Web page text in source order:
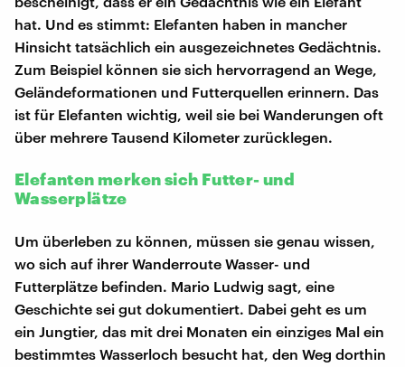
hat. Und es stimmt: Elefanten haben in mancher
Hinsicht tatsächlich ein ausgezeichnetes Gedächtnis.
Zum Beispiel können sie sich hervorragend an Wege,
Geländeformationen und Futterquellen erinnern. Das
ist für Elefanten wichtig, weil sie bei Wanderungen oft
über mehrere Tausend Kilometer zurücklegen.
Elefanten merken sich Futter- und
Wasserplätze
Um überleben zu können, müssen sie genau wissen,
wo sich auf ihrer Wanderroute Wasser- und
Futterplätze befinden. Mario Ludwig sagt, eine
Geschichte sei gut dokumentiert. Dabei geht es um
ein Jungtier, das mit drei Monaten ein einziges Mal ein
bestimmtes Wasserloch besucht hat, den Weg dorthin